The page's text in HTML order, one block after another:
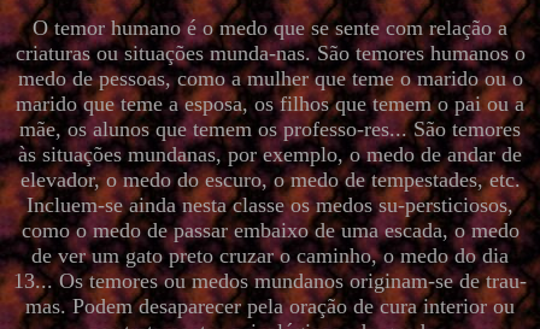
O temor humano é o medo que se sente com relação a
criaturas ou situações munda-nas. São temores humanos o
medo de pessoas, como a mulher que teme o marido ou o
marido que teme a esposa, os filhos que temem o pai ou a
mãe, os alunos que temem os professo-res... São temores
às situações mundanas, por exemplo, o medo de andar de
elevador, o medo do escuro, o medo de tempestades, etc.
Incluem-se ainda nesta classe os medos su-persticiosos,
como o medo de passar embaixo de uma escada, o medo
de ver um gato preto cruzar o caminho, o medo do dia
13... Os temores ou medos mundanos originam-se de trau-
mas. Podem desaparecer pela oração de cura interior ou